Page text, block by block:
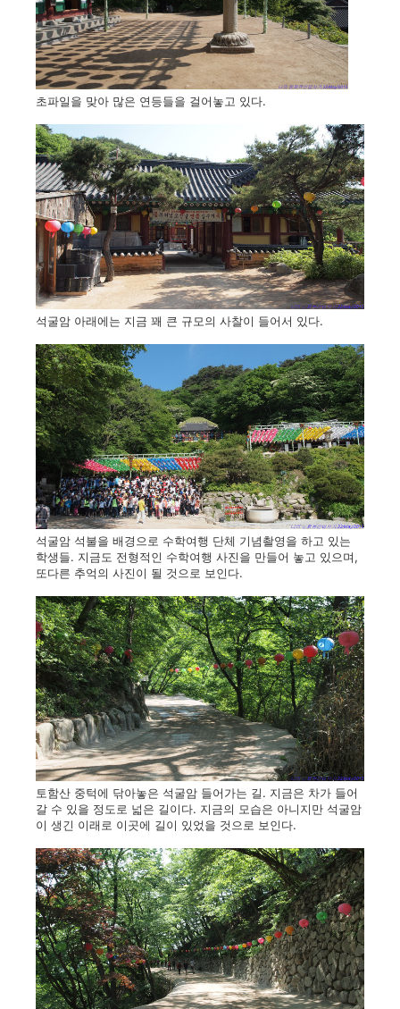
초파일을 맞아 많은 연등들을 걸어놓고 있다.
석굴암 아래에는 지금 꽤 큰 규모의 사찰이 들어서 있다.
석굴암 석불을 배경으로 수학여행 단체 기념촬영을 하고 있는
학생들. 지금도 전형적인 수학여행 사진을 만들어 놓고 있으며,
또다른 추억의 사진이 될 것으로 보인다.
토함산 중턱에 닦아놓은 석굴암 들어가는 길. 지금은 차가 들어
갈 수 있을 정도로 넓은 길이다. 지금의 모습은 아니지만 석굴암
이 생긴 이래로 이곳에 길이 있었을 것으로 보인다.